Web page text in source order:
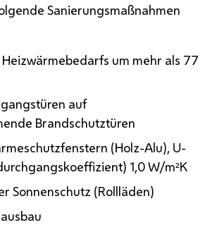
Sanierungsmaßnahmen
um mehr als 77
auf
Brandschutztüren
(Holz-Alu), U-
1,0W/m²K
Sonnenschutz (Rollläden)